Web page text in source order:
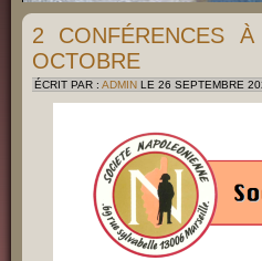
2 CONFÉRENCES
OCTOBRE
ÉCRIT PAR : ADMIN LE 26 SEPTEMBRE